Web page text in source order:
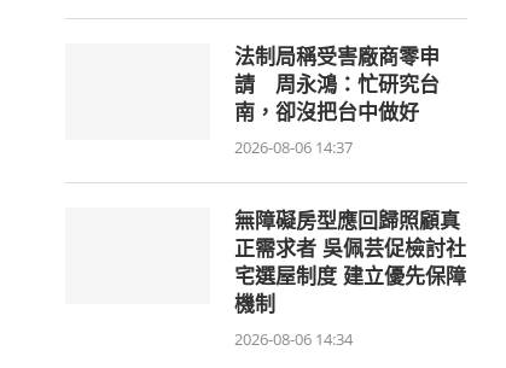
法制局稱受害廠商零申
請 周永鴻：忙研究台
南，卻沒把台中做好
2026-08-06 14:37
無障礙房型應回歸照顧真
正需求者 吳佩芸促檢討社
宅選屋制度 建立優先保障
機制
2026-08-06 14:34